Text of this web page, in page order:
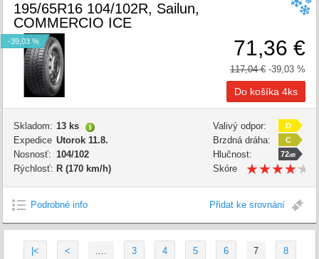
195/65R16 104/102R, Sailun,
COMMERCIO ICE
-39,03 % 71,36 €
117,04 € -39,03 %
Skladom: 13 ks
Expedice Utorok 11.8.
Nosnosť: 104/102
Rýchlosť: R (170 km/h)
Valivý odpor: D
Brzdná dráha: C
Hlučnost: 72dB
Skóre
★★★★★
★★★★★
Podrobné info Přidat ke srovnání
|< < .... 3 4 5 6 7 8